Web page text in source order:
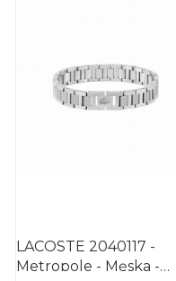
LACOSTE 2040117 -
Metropole - Męska -